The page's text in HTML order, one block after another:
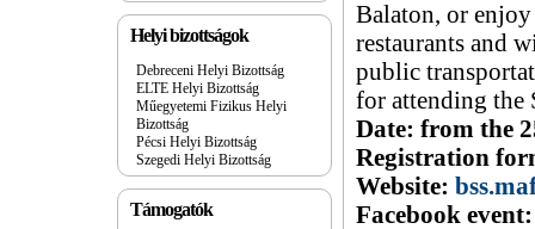
Helyi bizottságok
Debreceni Helyi Bizottság
ELTE Helyi Bizottság
Műegyetemi Fizikus Helyi
Bizottság
Pécsi Helyi Bizottság
Szegedi Helyi Bizottság
Támogatók
Balaton, or
restaurants and
public
for attending the
Date: from the
Registration
Website:
Facebook event: